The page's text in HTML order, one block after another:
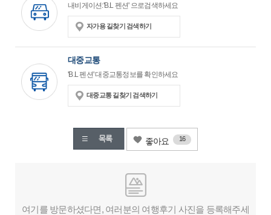
내비게이션:'B.L 펜션' 으로검색하세요
자가용 길찾기 검색하기
대중교통
'B.L 펜션' 대중교통정보를 확인하세요
대중교통 길찾기 검색하기
좋아요 16
여기를 방문하셨다면, 여러분의 여행후기 사진을 등록해주세